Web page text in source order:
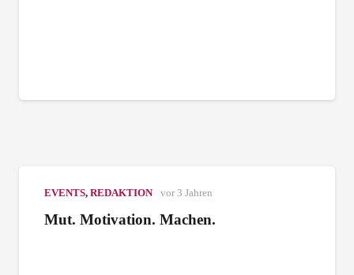
EVENTS, REDAKTION vor 3 Jahren
Mut. Motivation. Machen.